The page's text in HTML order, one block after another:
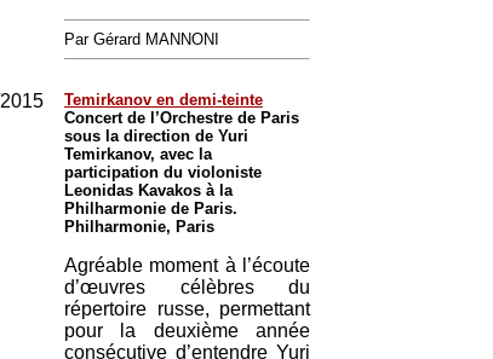
Par Gérard MANNONI
Temirkanov en demi-teinte
Concert de l’Orchestre de Paris
sous la direction de Yuri
Temirkanov, avec la
participation du violoniste
Leonidas Kavakos à la
Philharmonie de Paris.
Philharmonie, Paris
Agréable moment à l’écoute
d’œuvres célèbres du
répertoire russe, permettant
pour la deuxième année
consécutive d’entendre Yuri